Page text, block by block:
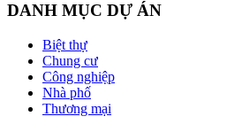
DANH MỤC DỰ ÁN
Biệt thự
Chung cư
Công nghiệp
Nhà phố
Thương mại